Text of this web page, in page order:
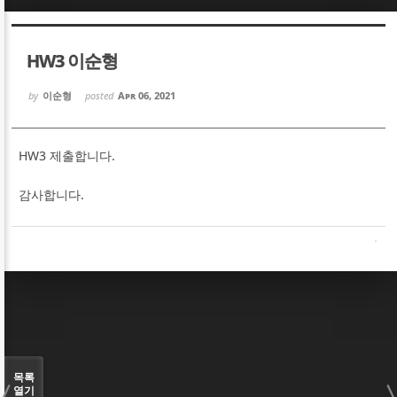
HW3 이순형
by 이순형 posted Apr 06, 2021
HW3 제출합니다.
감사합니다.
목록
열기
Sketchbook5, 스케치북5
Sketchbook5, 스케치북5
Sketchbook5, 스케치북5
Sketchbook5, 스케치북5